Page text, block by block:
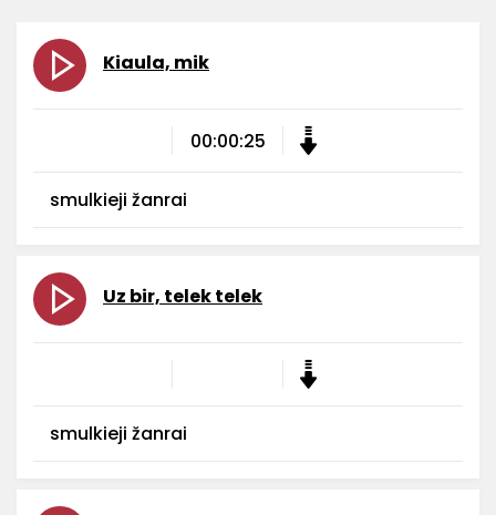
Kiaula, mik
00:00:25
smulkieji žanrai
Uz bir, telek telek
smulkieji žanrai